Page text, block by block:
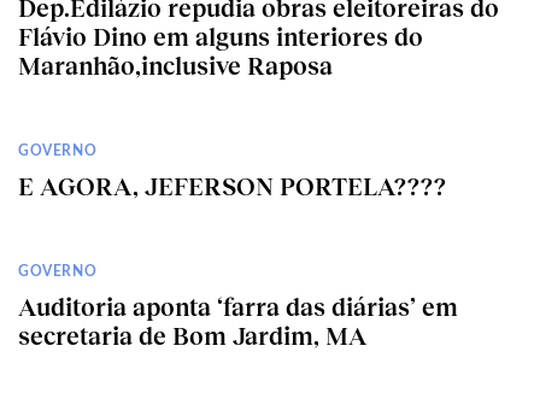
Dep.Edilázio repudia obras eleitoreiras do
Flávio Dino em alguns interiores do
Maranhão,inclusive Raposa
GOVERNO
E AGORA, JEFERSON PORTELA????
GOVERNO
Auditoria aponta ‘farra das diárias’ em
secretaria de Bom Jardim, MA